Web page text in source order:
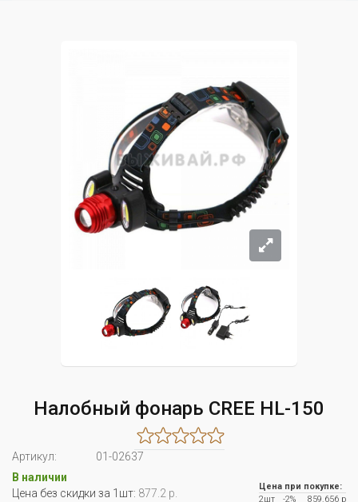
Налобный фонарь CREE HL-150
Артикул:
01-02637
В наличии
Цена без скидки за 1шт: 877.2 р.
Цена при покупке:
2шт
-2%
859.656 р